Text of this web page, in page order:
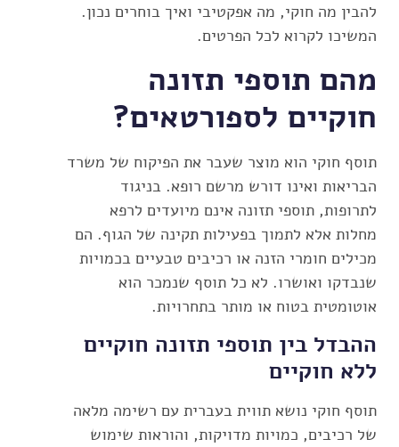
להבין מה חוקי, מה אפקטיבי ואיך בוחרים נכון.
המשיכו לקרוא לכל הפרטים.
מהם תוספי תזונה
חוקיים לספורטאים?
תוסף חוקי הוא מוצר שעבר את הפיקוח של משרד
הבריאות ואינו דורש מרשם רופא. בניגוד
לתרופות, תוספי תזונה אינם מיועדים לרפא
מחלות אלא לתמוך בפעילות תקינה של הגוף. הם
מכילים חומרי הזנה או רכיבים טבעיים בכמויות
שנבדקו ואושרו. לא כל תוסף שנמכר הוא
אוטומטית בטוח או מותר בתחרויות.
ההבדל בין תוספי תזונה חוקיים
ללא חוקיים
תוסף חוקי נושא תווית בעברית עם רשימה מלאה
של רכיבים, כמויות מדויקות, והוראות שימוש